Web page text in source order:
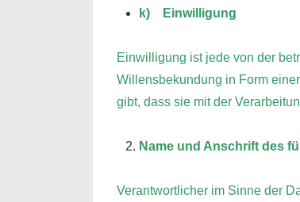
k) Einwilligung
Einwilligung ist jede von der
Willensbekundung in Form
gibt, dass sie mit der
Name und Anschrift des
Verantwortlicher im Sinne der